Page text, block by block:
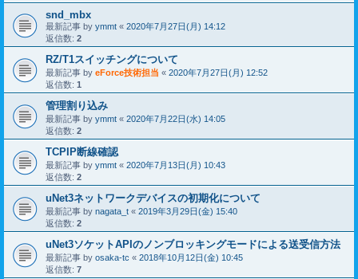
snd_mbx
最新記事 by ymmt « 2020年7月27日(月) 14:12
返信数: 2
RZ/T1スイッチングについて
最新記事 by eForce技術担当 « 2020年7月27日(月) 12:52
返信数: 1
管理割り込み
最新記事 by ymmt « 2020年7月22日(水) 14:05
返信数: 2
TCPIP断線確認
最新記事 by ymmt « 2020年7月13日(月) 10:43
返信数: 2
uNet3ネットワークデバイスの初期化について
最新記事 by nagata_t « 2019年3月29日(金) 15:40
返信数: 2
uNet3ソケットAPIのノンブロッキングモードによる送受信方法
最新記事 by osaka-tc « 2018年10月12日(金) 10:45
返信数: 7